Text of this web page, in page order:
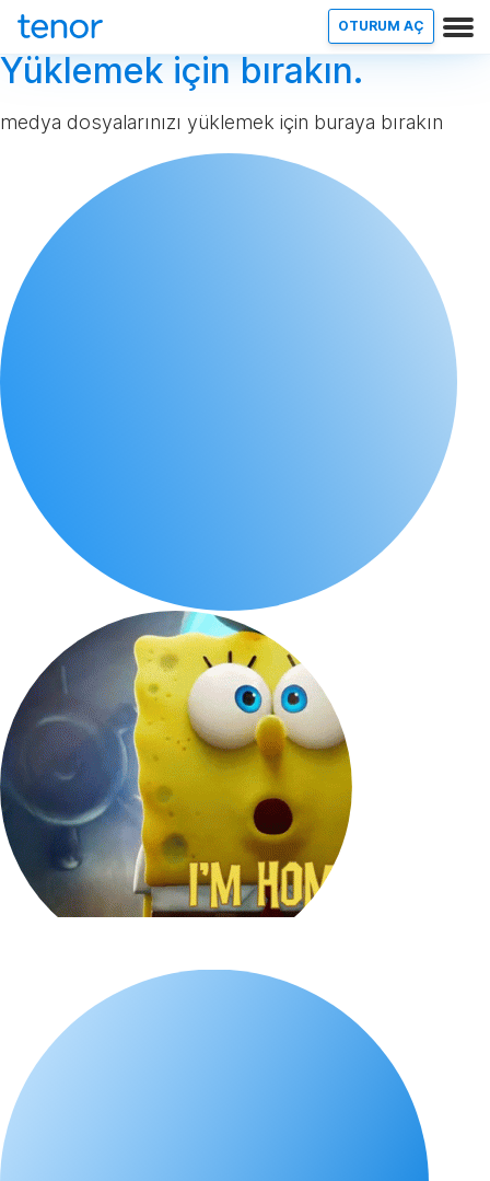
OTURUM AÇ
Yüklemek için bırakın.
medya dosyalarınızı yüklemek için buraya bırakın